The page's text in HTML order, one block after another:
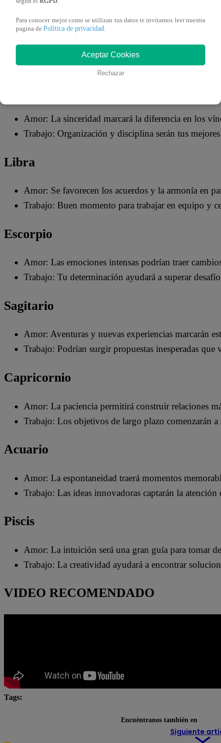
Leo
Amor: El carisma atraerá nuevas conexiones o
Trabajo: Posibilidad de reconocimiento por
Amor: La sinceridad marcará la diferencia en los
Trabajo: Organización y disciplina serán tus
Libra
Amor: Se favorecen los acuerdos y la armonía en
Trabajo: Buen momento para trabajar en equipo y
Escorpio
Amor: Las emociones intensas podrían traer
Trabajo: Tu determinación ayudará a superar
Sagitario
Amor: Aventuras y nuevas experiencias marcarán
Trabajo: Podrían surgir propuestas inesperadas que
Capricornio
Amor: La paciencia permitirá construir relaciones
Trabajo: Los objetivos de largo plazo comenzarán a
Acuario
Amor: La espontaneidad traerá momentos
Trabajo: Las ideas innovadoras captarán la atención
Piscis
Amor: La intuición será una gran guía para tomar
Trabajo: La creatividad ayudará a encontrar
VIDEO RECOMENDADO
Tags:
Siguiente
Para conocer mejor como se utilizan tus datos te invitamos leer nuestra
pagina de Política de privacidad
Aceptar Cookies
Rechazar
Encuéntranos también en